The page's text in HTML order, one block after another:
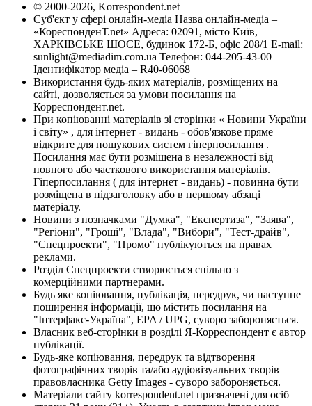
© 2000-2026, Korrespondent.net
Суб'єкт у сфері онлайн-медіа Назва онлайн-медіа –
«КореспонденТ.net» Адреса: 02091, місто Київ,
ХАРКІВСЬКЕ ШОСЕ, будинок 172-Б, офіс 208/1 E-mail:
sunlight@mediadim.com.ua Телефон: 044-205-43-00
Ідентифікатор медіа – R40-06068
Використання будь-яких матеріалів, розміщених на
сайті, дозволяється за умови посилання на
Корреспондент.net.
При копіюванні матеріалів зі сторінки « Новини України
і світу» , для інтернет - видань - обов'язкове пряме
відкрите для пошукових систем гіперпосилання .
Посилання має бути розміщена в незалежності від
повного або часткового використання матеріалів.
Гіперпосилання ( для інтернет - видань) - повинна бути
розміщена в підзаголовку або в першому абзаці
матеріалу.
Новини з позначками "Думка", "Експертиза", "Заява",
"Регіони", "Гроші", "Влада", "Вибори", "Тест-драйв",
"Спецпроекти", "Промо" публікуються на правах
реклами.
Розділ Спецпроекти створюється спільно з
комерційними партнерами.
Будь яке копіювання, публікація, передрук, чи наступне
поширення інформації, що містить посилання на
"Інтерфакс-Україна", EPA / UPG, суворо забороняється.
Власник веб-сторінки в розділі Я-Корреспондент є автор
публікації.
Будь-яке копіювання, передрук та відтворення
фотографічних творів та/або аудіовізуальних творів
правовласника Getty Images - суворо забороняється.
Матеріали сайту korrespondent.net призначені для осіб